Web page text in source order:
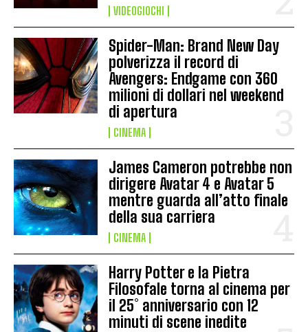
VIDEOGIOCHI
Spider-Man: Brand New Day
polverizza il record di
Avengers: Endgame con 360
milioni di dollari nel weekend
di apertura
CINEMA
James Cameron potrebbe non
dirigere Avatar 4 e Avatar 5
mentre guarda all’atto finale
della sua carriera
CINEMA
Harry Potter e la Pietra
Filosofale torna al cinema per
il 25° anniversario con 12
minuti di scene inedite